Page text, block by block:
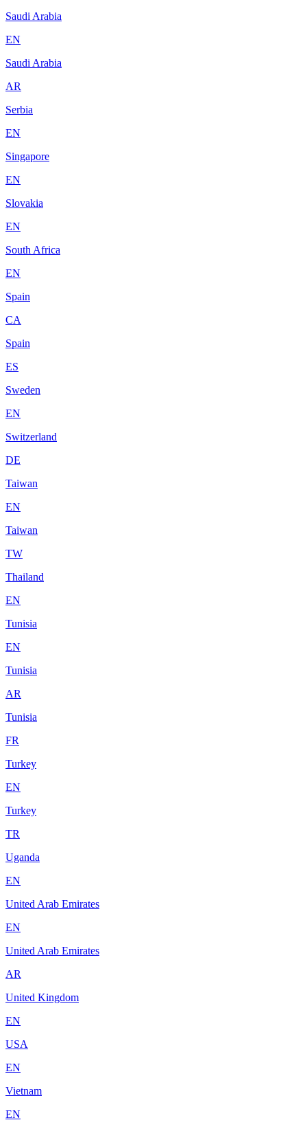
Saudi Arabia
EN
Saudi Arabia
AR
Serbia
EN
Singapore
EN
Slovakia
EN
South Africa
EN
Spain
CA
Spain
ES
Sweden
EN
Switzerland
DE
Taiwan
EN
Taiwan
TW
Thailand
EN
Tunisia
EN
Tunisia
AR
Tunisia
FR
Turkey
EN
Turkey
TR
Uganda
EN
United Arab Emirates
EN
United Arab Emirates
AR
United Kingdom
EN
USA
EN
Vietnam
EN